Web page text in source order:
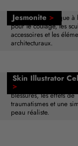
Jesmonite >
Composite acrylique à
pour le coulage, les
accessoires et les
architecturaux.
Skin Illustrator
>
Palette de maquillage
l'alcool pour les
blessures, les effets de
traumatismes et une
peau réaliste.